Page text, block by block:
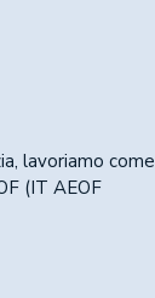
lavoriamo come
(IT AEOF